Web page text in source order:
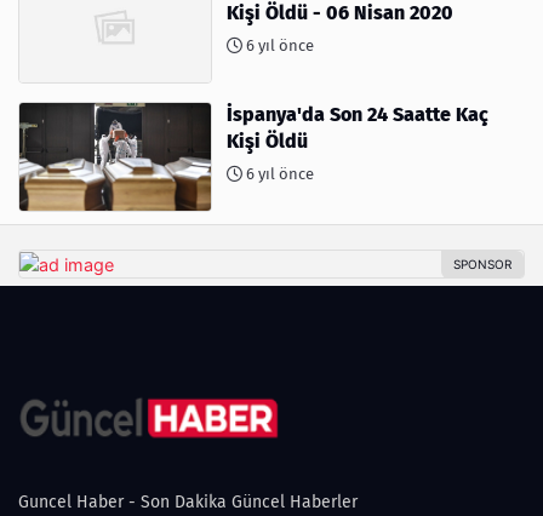
Kişi Öldü - 06 Nisan 2020
6 yıl önce
İspanya'da Son 24 Saatte Kaç
Kişi Öldü
6 yıl önce
Guncel Haber - Son Dakika Güncel Haberler